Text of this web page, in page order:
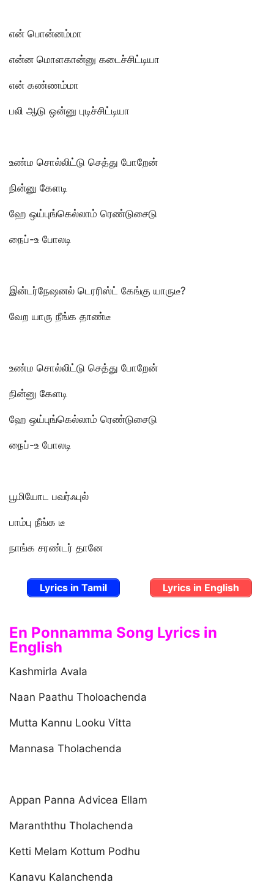
என் பொன்னம்மா
என்ன மொளகான்னு கடைச்சிட்டியா
என் கண்ணம்மா
பலி ஆடு ஒன்னு புடிச்சிட்டியா
உண்ம சொல்லிட்டு செத்து போறேன்
நின்னு கேளடி
ஹே ஒய்புங்கெல்லாம் ரெண்டுசைடு
நைப்-உ போலடி
இன்டர்நேஷனல் டெரரிஸ்ட் கேங்கு யாருடீ?
வேற யாரு நீங்க தாண்டீ
உண்ம சொல்லிட்டு செத்து போறேன்
நின்னு கேளடி
ஹே ஒய்புங்கெல்லாம் ரெண்டுசைடு
நைப்-உ போலடி
பூமியோட பவர்ஃபுல்
பாம்பு நீங்க டீ
நாங்க சரண்டர் தானே
Lyrics in Tamil Lyrics in English
En Ponnamma Song Lyrics in
English
Kashmirla Avala
Naan Paathu Tholoachenda
Mutta Kannu Looku Vitta
Mannasa Tholachenda
Appan Panna Advicea Ellam
Maranththu Tholachenda
Ketti Melam Kottum Podhu
Kanavu Kalanchenda